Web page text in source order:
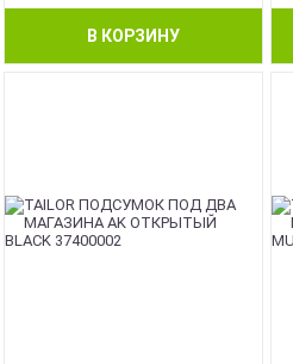
В КОРЗИНУ